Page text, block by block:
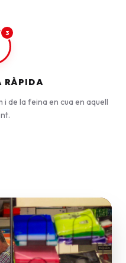
3
RÀPIDA
de la feina en cua en aquell